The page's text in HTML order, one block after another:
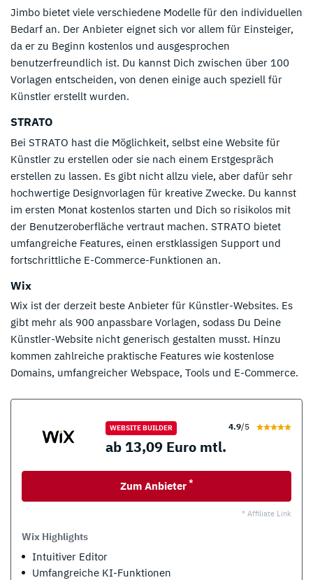
Jimbo bietet viele verschiedene Modelle für den individuellen
Bedarf an. Der Anbieter eignet sich vor allem für Einsteiger,
da er zu Beginn kostenlos und ausgesprochen
benutzerfreundlich ist. Du kannst Dich zwischen über 100
Vorlagen entscheiden, von denen einige auch speziell für
Künstler erstellt wurden.
STRATO
Bei STRATO hast die Möglichkeit, selbst eine Website für
Künstler zu erstellen oder sie nach einem Erstgespräch
erstellen zu lassen. Es gibt nicht allzu viele, aber dafür sehr
hochwertige Designvorlagen für kreative Zwecke. Du kannst
im ersten Monat kostenlos starten und Dich so risikolos mit
der Benutzeroberfläche vertraut machen. STRATO bietet
umfangreiche Features, einen erstklassigen Support und
fortschrittliche E-Commerce-Funktionen an.
Wix
Wix ist der derzeit beste Anbieter für Künstler-Websites. Es
gibt mehr als 900 anpassbare Vorlagen, sodass Du Deine
Künstler-Website nicht generisch gestalten musst. Hinzu
kommen zahlreiche praktische Features wie kostenlose
Domains, umfangreicher Webspace, Tools und E-Commerce.
WEBSITE BUILDER 4.9/5
ab 13,09 Euro mtl.
Zum Anbieter *
* Affiliate Link
Wix Highlights
Intuitiver Editor
Umfangreiche KI-Funktionen